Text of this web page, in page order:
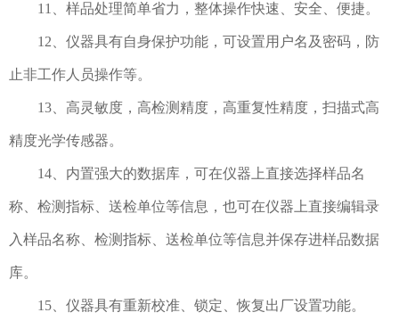
11、样品处理简单省力，整体操作快速、安全、便捷。
12、仪器具有自身保护功能，可设置用户名及密码，防
止非工作人员操作等。
13、高灵敏度，高检测精度，高重复性精度，扫描式高
精度光学传感器。
14、内置强大的数据库，可在仪器上直接选择样品名
称、检测指标、送检单位等信息，也可在仪器上直接编辑录
入样品名称、检测指标、送检单位等信息并保存进样品数据
库。
15、仪器具有重新校准、锁定、恢复出厂设置功能。